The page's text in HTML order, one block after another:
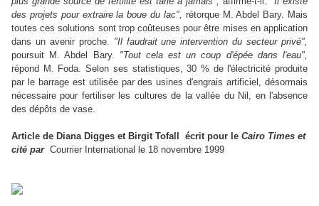
des projets pour extraire la boue du lac", rétorque M. Abdel Bary. Mais
toutes ces solutions sont trop coûteuses pour être mises en application
dans un avenir proche. "Il faudrait une intervention du secteur privé",
poursuit M. Abdel Bary. "Tout cela est un coup d'épée dans l'eau",
répond M. Foda. Selon ses statistiques, 30 % de l'électricité produite
par le barrage est utilisée par des usines d'engrais artificiel, désormais
nécessaire pour fertiliser les cultures de la vallée du Nil, en l'absence
des dépôts de vase.
Article de Diana Digges et Birgit Tofall écrit pour le Cairo Times et
cité par Courrier International le 18 novembre 1999